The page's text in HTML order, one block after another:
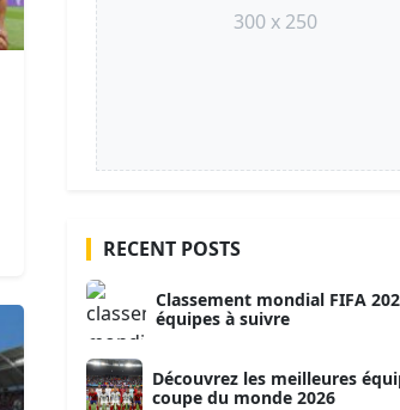
300 x 250
RECENT POSTS
Classement mondial FIFA
équipes à suivre
Découvrez les meilleures
coupe du monde 2026